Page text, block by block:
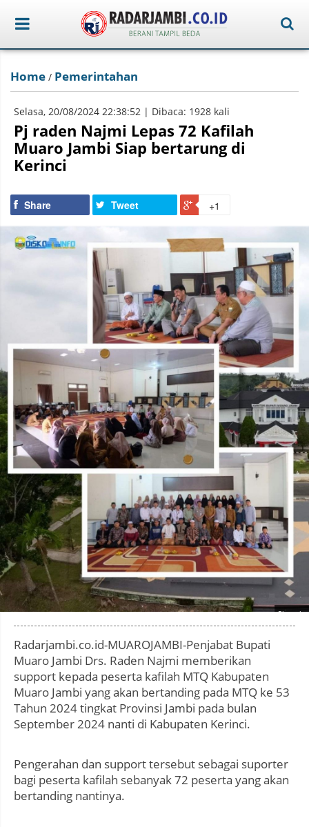
Home / Pemerintahan
Selasa, 20/08/2024 22:38:52 | Dibaca: 1928 kali
Pj raden Najmi Lepas 72 Kafilah
Muaro Jambi Siap bertarung di
Kerinci
Share Tweet +1
Photo by
Radarjambi.co.id-MUAROJAMBI-Penjabat Bupati
Muaro Jambi Drs. Raden Najmi memberikan
support kepada peserta kafilah MTQ Kabupaten
Muaro Jambi yang akan bertanding pada MTQ ke 53
Tahun 2024 tingkat Provinsi Jambi pada bulan
September 2024 nanti di Kabupaten Kerinci.
Pengerahan dan support tersebut sebagai suporter
bagi peserta kafilah sebanyak 72 peserta yang akan
bertanding nantinya.